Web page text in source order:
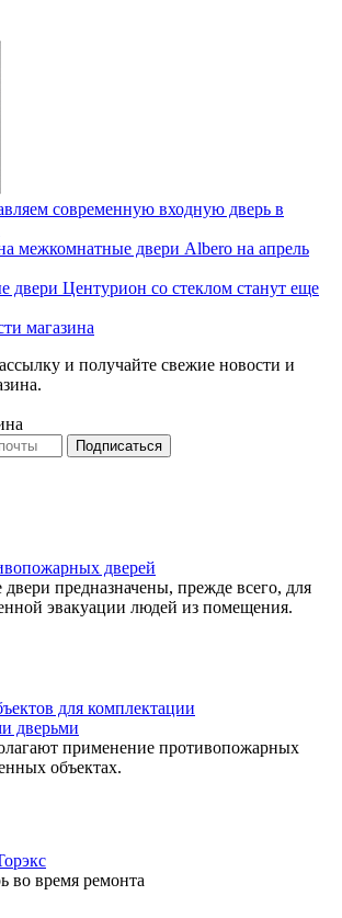
современную входную дверь в
межкомнатные двери Albero на апрель
двери Центурион со стеклом станут еще
магазина
и получайте свежие новости и
дверей
предназначены, прежде всего, для
эвакуации людей из помещения.
для комплектации
дверьми
применение противопожарных
объектах.
во время ремонта